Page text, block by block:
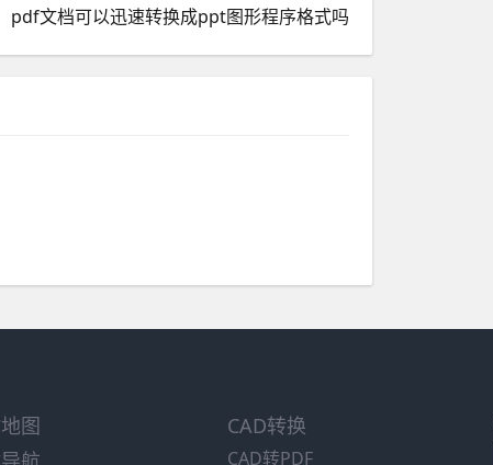
pdf文档可以迅速转换成ppt图形程序格式吗
图
CAD转换
CAD转PDF